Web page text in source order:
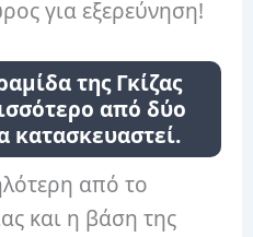
για εξερεύνηση!
της Γκίζας
από δύο
κατασκευαστεί.
από το
και η βάση της